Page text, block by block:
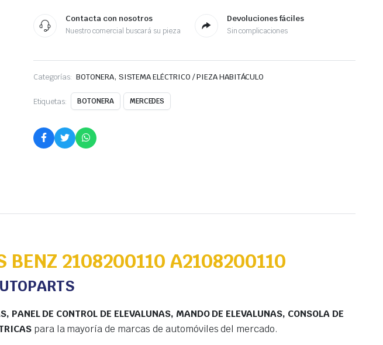
Contacta con nosotros
Nuestro comercial buscará su pieza
Devoluciones fáciles
Sin complicaciones
Categorías: BOTONERA, SISTEMA ELÉCTRICO / PIEZA HABITÁCULO
Etiquetas: BOTONERA MERCEDES
BENZ 2108200110 A2108200110
PANEL DE CONTROL DE ELEVALUNAS, MANDO DE ELEVALUNAS, CONSOLA DE
para la mayoría de marcas de automóviles del mercado.